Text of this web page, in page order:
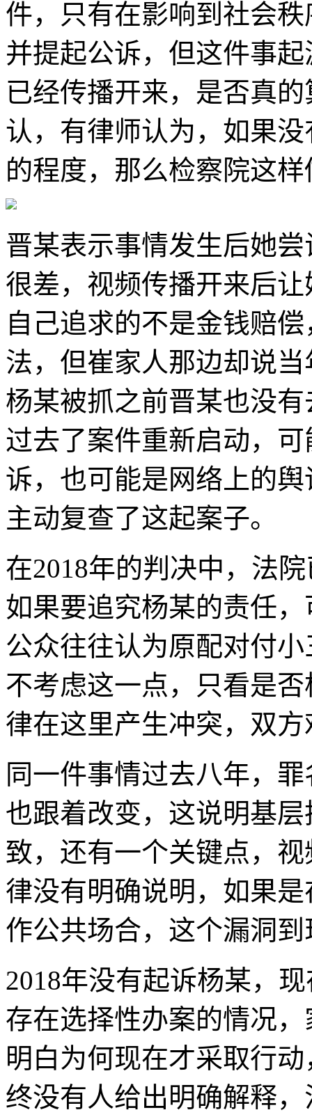
件，只有在影响到社会
并提起公诉，但这件事
已经传播开来，是否真
认，有律师认为，如果
的程度，那么检察院这
晋某表示事情发生后她
很差，视频传播开来后
自己追求的不是金钱赔
法，但崔家人那边却说
杨某被抓之前晋某也没
过去了案件重新启动，
诉，也可能是网络上的
主动复查了这起案子。
在2018年的判决中，法
如果要追究杨某的责任
公众往往认为原配对付
不考虑这一点，只看是
律在这里产生冲突，双
同一件事情过去八年，
也跟着改变，这说明基
致，还有一个关键点，
律没有明确说明，如果
作公共场合，这个漏洞
2018年没有起诉杨某，
存在选择性办案的情况
明白为何现在才采取行
终没有人给出明确解释